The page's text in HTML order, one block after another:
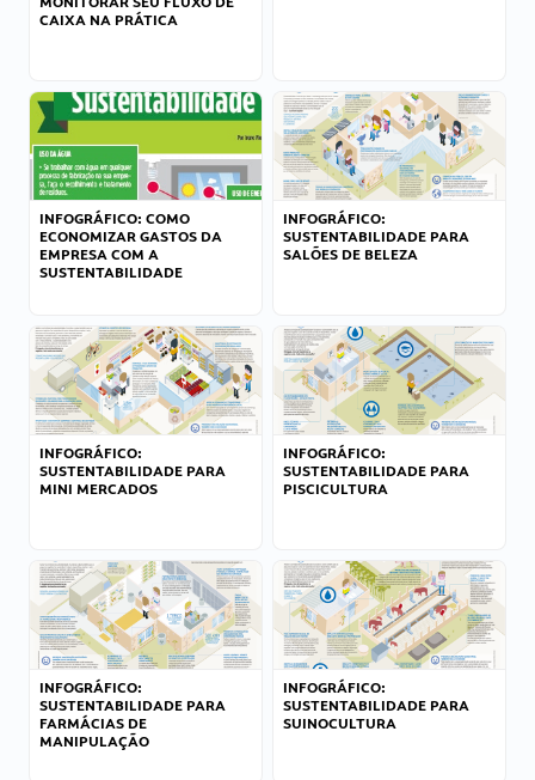
CAIXA NA PRÁTICA
INFOGRÁFICO: COMO
ECONOMIZAR GASTOS DA
EMPRESA COM A
SUSTENTABILIDADE
INFOGRÁFICO:
SUSTENTABILIDADE PARA
SALÕES DE BELEZA
INFOGRÁFICO:
SUSTENTABILIDADE PARA
MINI MERCADOS
INFOGRÁFICO:
SUSTENTABILIDADE PARA
PISCICULTURA
INFOGRÁFICO:
SUSTENTABILIDADE PARA
FARMÁCIAS DE
MANIPULAÇÃO
INFOGRÁFICO:
SUSTENTABILIDADE PARA
SUINOCULTURA